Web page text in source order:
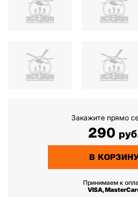
Закажите прямо
290
В
Принимаем к
VISA,